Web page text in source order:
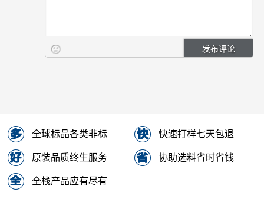
全球标品各类非标 快速打样七天包退
原装品质终生服务 协助选料省时省钱
全栈产品应有尽有